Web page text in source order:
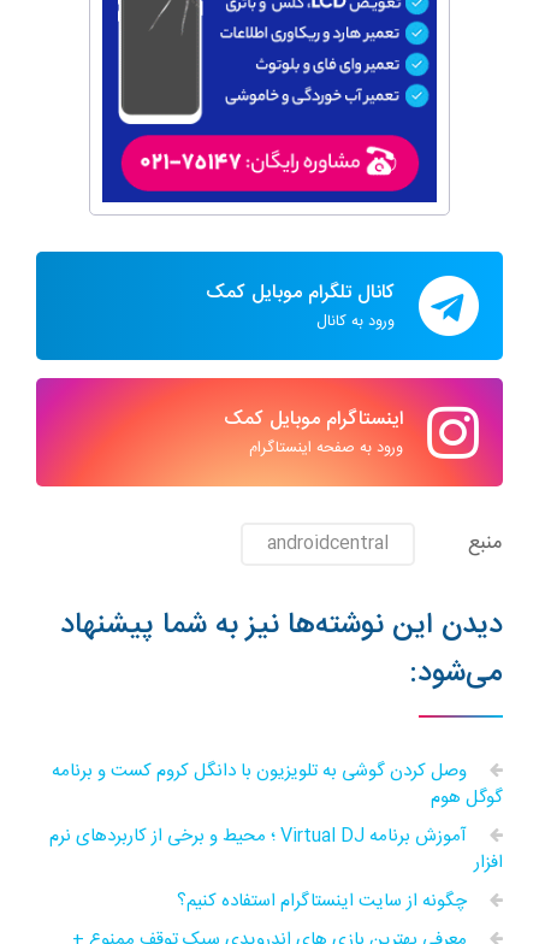
کانال تلگرام موبایل کمک
ورود به کانال
اینستاگرام موبایل کمک
ورود به صفحه اینستاگرام
منبع androidcentral
دیدن این نوشته‌ها نیز به شما پیشنهاد
می‌شود:
وصل کردن گوشی به تلویزیون با دانگل کروم کست و برنامه
گوگل هوم
آموزش برنامه Virtual DJ ؛ محیط و برخی از کاربردهای نرم
افزار
چگونه از سایت اینستاگرام استفاده کنیم؟